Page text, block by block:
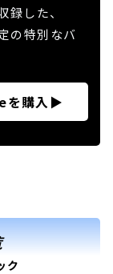
した、
の特別なバ
購入▶
ク